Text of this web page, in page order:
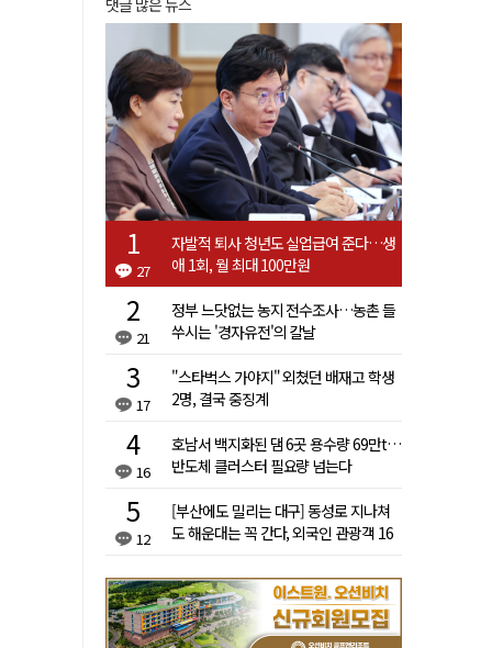
댓글 많은 뉴스
27
자발적 퇴사 청년도 실업급여 준다…생
애 1회, 월 최대 100만원
21
정부 느닷없는 농지 전수조사…농촌 들
쑤시는 '경자유전'의 칼날
17
"스타벅스 가야지" 외쳤던 배재고 학생
2명, 결국 중징계
16
호남서 백지화된 댐 6곳 용수량 69만t…
반도체 클러스터 필요량 넘는다
12
[부산에도 밀리는 대구] 동성로 지나쳐
도 해운대는 꼭 간다, 외국인 관광객 16